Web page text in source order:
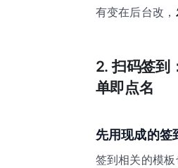
有变在后台改，
2.扫码签到
单即点名
先用现成的签
签到相关的模